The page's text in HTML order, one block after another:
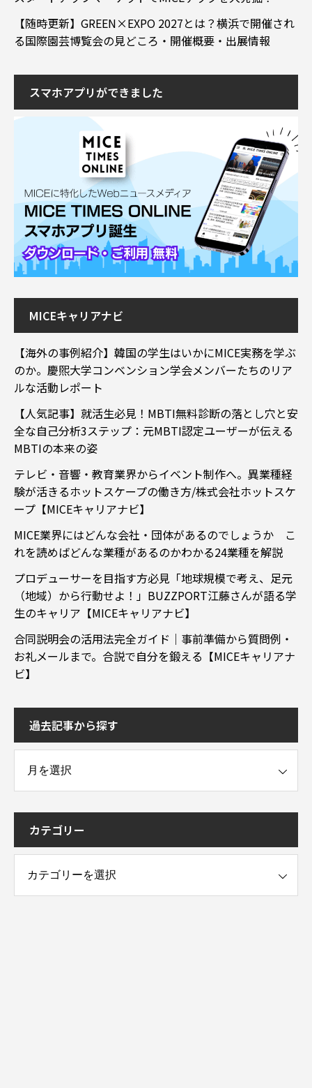
【随時更新】GREEN×EXPO 2027とは？横浜で開催され
る国際園芸博覧会の見どころ・開催概要・出展情報
スマホアプリができました
MICEキャリアナビ
【海外の事例紹介】韓国の学生はいかにMICE実務を学ぶ
のか。慶煕大学コンベンション学会メンバーたちのリア
ルな活動レポート
【人気記事】就活生必見！MBTI無料診断の落とし穴と安
全な自己分析3ステップ：元MBTI認定ユーザーが伝える
MBTIの本来の姿
テレビ・音響・教育業界からイベント制作へ。異業種経
験が活きるホットスケープの働き方/株式会社ホットスケ
ープ【MICEキャリアナビ】
MICE業界にはどんな会社・団体があるのでしょうか こ
れを読めばどんな業種があるのかわかる24業種を解説
プロデューサーを目指す方必見「地球規模で考え、足元
（地域）から行動せよ！」BUZZPORT江藤さんが語る学
生のキャリア【MICEキャリアナビ】
合同説明会の活用法完全ガイド｜事前準備から質問例・
お礼メールまで。合説で自分を鍛える【MICEキャリアナ
ビ】
過去記事から探す
カテゴリー